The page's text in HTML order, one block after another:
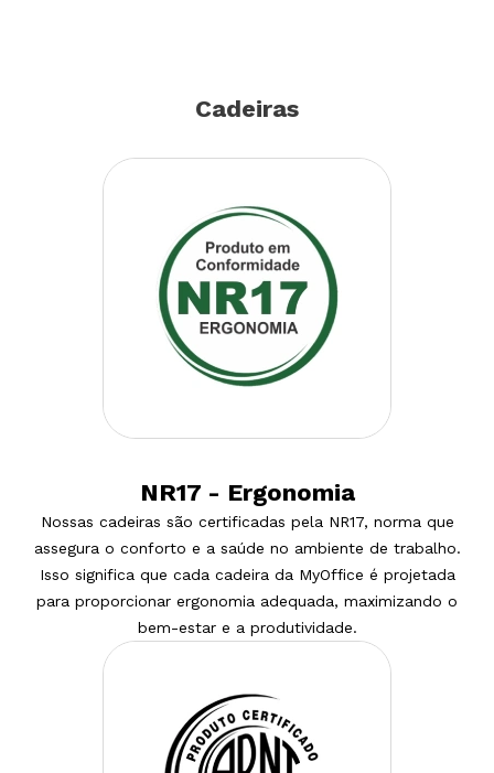
Cadeiras
NR17 - Ergonomia
Nossas cadeiras são certificadas pela NR17, norma que
assegura o conforto e a saúde no ambiente de trabalho.
Isso significa que cada cadeira da MyOffice é projetada
para proporcionar ergonomia adequada, maximizando o
bem-estar e a produtividade.